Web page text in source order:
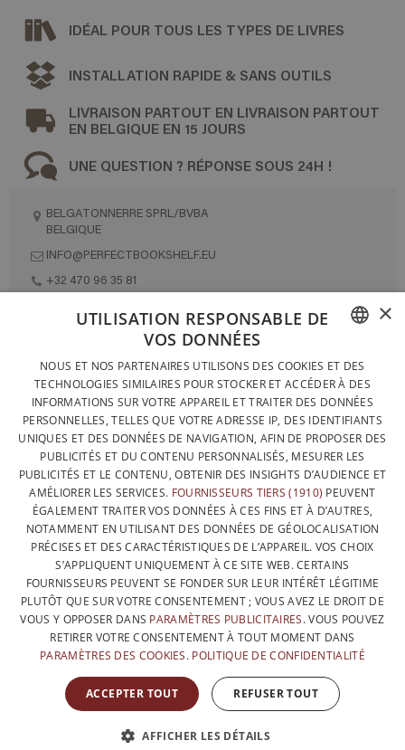
IDÉAL POUR TOUS LES TYPES DE LIVRES
INSTALLATION RAPIDE & SANS OUTILS
LIVRAISON PARTOUT EN LIVRAISON PARTOUT
EN BELGIQUE EN 15 JOURS
UNE QUESTION ? RÉPONSE SOUS 24H !
BELGATONNERRE SPRL/BVBA
BELGIQUE
INFO@PERFECTBOOKSHELF.EU
+32 470 96 35 81
CONTACTEZ-NOUS
PROTECTION DES DONNÉES
CONDITIONS GÉNÉRALES DE VENTE
SITEMAP
FRENCH
DUTCH
ENGLISH
×
UTILISATION RESPONSABLE DE
VOS DONNÉES
NOUS ET NOS PARTENAIRES UTILISONS DES COOKIES ET DES
TECHNOLOGIES SIMILAIRES POUR STOCKER ET ACCÉDER À DES
INFORMATIONS SUR VOTRE APPAREIL ET TRAITER DES DONNÉES
PERSONNELLES, TELLES QUE VOTRE ADRESSE IP, DES IDENTIFIANTS
UNIQUES ET DES DONNÉES DE NAVIGATION, AFIN DE PROPOSER DES
PUBLICITÉS ET DU CONTENU PERSONNALISÉS, MESURER LES
PUBLICITÉS ET LE CONTENU, OBTENIR DES INSIGHTS D’AUDIENCE ET
AMÉLIORER LES SERVICES. FOURNISSEURS TIERS (1910) PEUVENT
ÉGALEMENT TRAITER VOS DONNÉES À CES FINS ET À D’AUTRES,
NOTAMMENT EN UTILISANT DES DONNÉES DE GÉOLOCALISATION
PRÉCISES ET DES CARACTÉRISTIQUES DE L’APPAREIL. VOS CHOIX
S’APPLIQUENT UNIQUEMENT À CE SITE WEB. CERTAINS
FOURNISSEURS PEUVENT SE FONDER SUR LEUR INTÉRÊT LÉGITIME
PLUTÔT QUE SUR VOTRE CONSENTEMENT ; VOUS AVEZ LE DROIT DE
VOUS Y OPPOSER DANS PARAMÈTRES PUBLICITAIRES. VOUS POUVEZ
RETIRER VOTRE CONSENTEMENT À TOUT MOMENT DANS
PARAMÈTRES DES COOKIES. POLITIQUE DE CONFIDENTIALITÉ
ACCEPTER TOUT REFUSER TOUT
AFFICHER LES DÉTAILS